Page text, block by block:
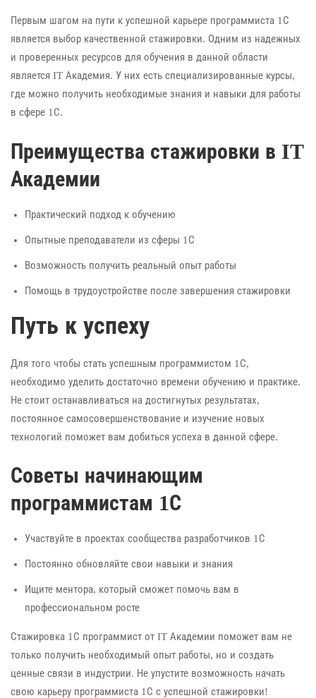
Первым шагом на пути к успешной карьере программиста 1С
является выбор качественной стажировки. Одним из надежных
и проверенных ресурсов для обучения в данной области
является IT Академия. У них есть специализированные курсы,
где можно получить необходимые знания и навыки для работы
в сфере 1С.
Преимущества стажировки в IT
Академии
Практический подход к обучению
Опытные преподаватели из сферы 1С
Возможность получить реальный опыт работы
Помощь в трудоустройстве после завершения стажировки
Путь к успеху
Для того чтобы стать успешным программистом 1С,
необходимо уделить достаточно времени обучению и практике.
Не стоит останавливаться на достигнутых результатах,
постоянное самосовершенствование и изучение новых
технологий поможет вам добиться успеха в данной сфере.
Советы начинающим
программистам 1С
Участвуйте в проектах сообщества разработчиков 1С
Постоянно обновляйте свои навыки и знания
Ищите ментора, который сможет помочь вам в
профессиональном росте
Стажировка 1С программист от IT Академии поможет вам не
только получить необходимый опыт работы, но и создать
ценные связи в индустрии. Не упустите возможность начать
свою карьеру программиста 1С с успешной стажировки!